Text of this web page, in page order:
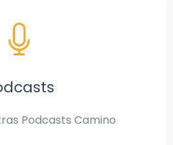
Podcasts Camino